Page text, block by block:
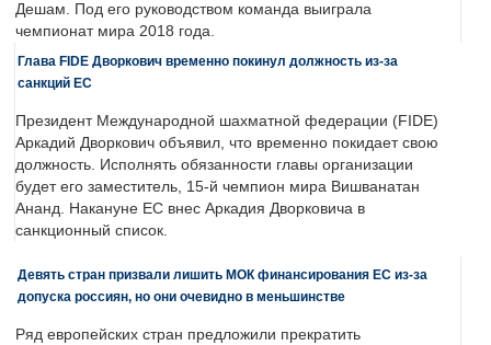
Дешам. Под его руководством команда выиграла
чемпионат мира 2018 года.
Глава FIDE Дворкович временно покинул должность из-за
санкций ЕС
Президент Международной шахматной федерации (FIDE)
Аркадий Дворкович объявил, что временно покидает свою
должность. Исполнять обязанности главы организации
будет его заместитель, 15-й чемпион мира Вишванатан
Ананд. Накануне ЕС внес Аркадия Дворковича в
санкционный список.
Девять стран призвали лишить МОК финансирования ЕС из-за
допуска россиян, но они очевидно в меньшинстве
Ряд европейских стран предложили прекратить